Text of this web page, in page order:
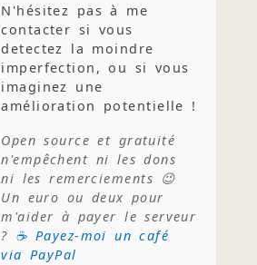
N'hésitez pas à me
contacter si vous
detectez la moindre
imperfection, ou si vous
imaginez une
amélioration potentielle !
Open source et gratuité
n'empêchent ni les dons
ni les remerciements 😉
Un euro ou deux pour
m'aider à payer le serveur
? ☕ Payez-moi un café
via PayPal